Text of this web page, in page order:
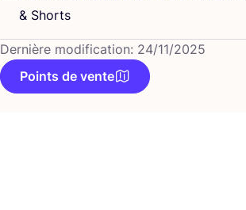
& Shorts
Dernière modification: 24/11/2025
Points de vente